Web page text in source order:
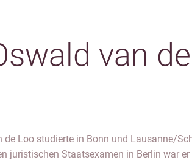
van
de Loo studierte in Bonn und Lausanne/
juristischen Staatsexamen in Berlin war